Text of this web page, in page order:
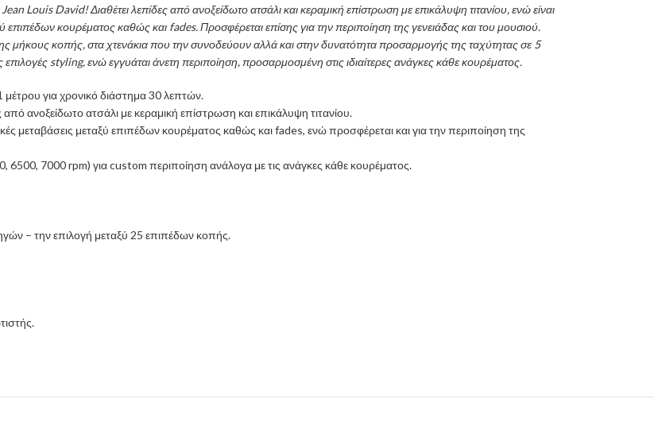
Louis David! Διαθέτει λεπίδες από ανοξείδωτο ατσάλι και κεραμική επίστρωση με επικάλυψη τιτανίου, ενώ είναι
επιπέδων κουρέματος καθώς και fades. Προσφέρεται επίσης για την περιποίηση της γενειάδας και του μουσιού.
κοπής, στα χτενάκια που την συνοδεύουν αλλά και στην δυνατότητα προσαρμογής της ταχύτητας σε 5
styling, ενώ εγγυάται άνετη περιποίηση, προσαρμοσμένη στις ιδιαίτερες ανάγκες κάθε κουρέματος.
για χρονικό διάστημα 30 λεπτών.
ανοξείδωτο ατσάλι με κεραμική επίστρωση και επικάλυψη τιτανίου.
μεταβάσεις μεταξύ επιπέδων κουρέματος καθώς και fades, ενώ προσφέρεται και για την περιποίηση της
7000 rpm) για custom περιποίηση ανάλογα με τις ανάγκες κάθε κουρέματος.
– την επιλογή μεταξύ 25 επιπέδων κοπής.